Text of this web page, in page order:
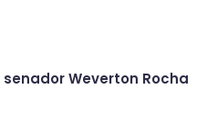
Weverton Rocha